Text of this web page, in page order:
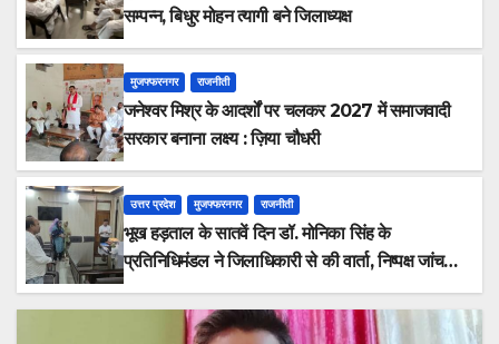
सम्पन्न, बिधुर मोहन त्यागी बने जिलाध्यक्ष
मुजफ्फरनगर राजनीती
जनेश्वर मिश्र के आदर्शों पर चलकर 2027 में समाजवादी
सरकार बनाना लक्ष्य : ज़िया चौधरी
उत्तर प्रदेश मुजफ्फरनगर राजनीती
भूख हड़ताल के सातवें दिन डॉ. मोनिका सिंह के
प्रतिनिधिमंडल ने जिलाधिकारी से की वार्ता, निष्पक्ष जांच
की मांग